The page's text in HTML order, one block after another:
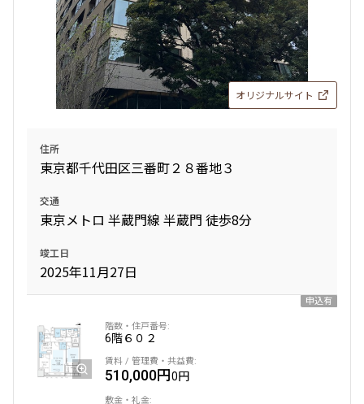
オリジナルサイト
住所
東京都千代田区三番町２８番地３
交通
東京メトロ 半蔵門線 半蔵門 徒歩8分
竣工日
2025年11月27日
申込有
6階６０２
510,000円0円